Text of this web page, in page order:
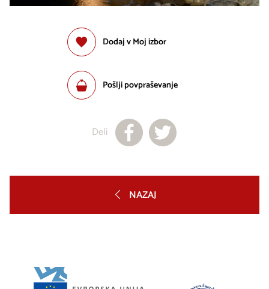
Dodaj v Moj izbor
Pošlji povpraševanje
Deli
NAZAJ